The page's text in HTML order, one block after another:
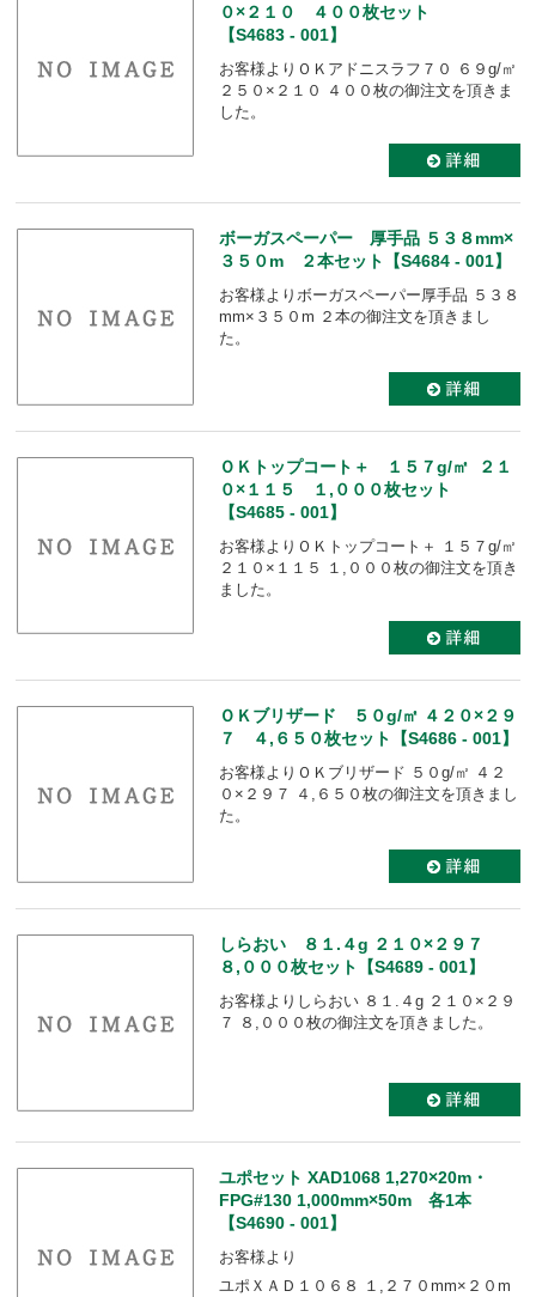
０×２１０ ４００枚セット
【S4683 - 001】
お客様よりＯＫアドニスラフ７０ ６９g/㎡
２５０×２１０ ４００枚の御注文を頂きま
した。
ボーガスペーパー 厚手品 ５３８mm×
３５０m ２本セット【S4684 - 001】
お客様よりボーガスペーパー厚手品 ５３８
mm×３５０m ２本の御注文を頂きまし
た。
ＯＫトップコート＋ １５７g/㎡ ２１
０×１１５ １,０００枚セット
【S4685 - 001】
お客様よりＯＫトップコート＋ １５７g/㎡
２１０×１１５ １,０００枚の御注文を頂き
ました。
ＯＫブリザード ５０g/㎡ ４２０×２９
７ ４,６５０枚セット【S4686 - 001】
お客様よりＯＫブリザード ５０g/㎡ ４２
０×２９７ ４,６５０枚の御注文を頂きまし
た。
しらおい ８１.４g ２１０×２９７
８,０００枚セット【S4689 - 001】
お客様よりしらおい ８１.４g ２１０×２９
７ ８,０００枚の御注文を頂きました。
ユポセット XAD1068 1,270×20m・
FPG#130 1,000mm×50m 各1本
【S4690 - 001】
お客様より
ユポＸＡＤ１０６８ １,２７０mm×２０m